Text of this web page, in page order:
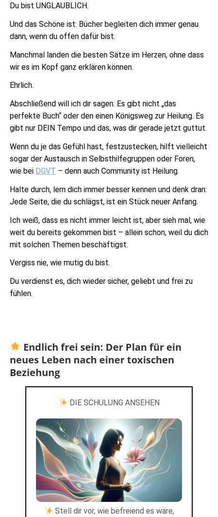
Du bist UNGLAUBLICH.
Und das Schöne ist: Bücher begleiten dich immer genau
dann, wenn du offen dafür bist.
Manchmal landen die besten Sätze im Herzen, ohne dass
wir es im Kopf ganz erklären können.
Ehrlich.
Abschließend will ich dir sagen: Es gibt nicht „das
perfekte Buch“ oder den einen Königsweg zur Heilung. Es
gibt nur DEIN Tempo und das, was dir gerade jetzt guttut.
Wenn du je das Gefühl hast, festzustecken, hilft vielleicht
sogar der Austausch in Selbsthilfegruppen oder Foren,
wie bei DGVT – denn auch Community ist Heilung.
Halte durch, lern dich immer besser kennen und denk dran:
Jede Seite, die du schlägst, ist ein Stück neuer Anfang.
Ich weiß, dass es nicht immer leicht ist, aber sieh mal, wie
weit du bereits gekommen bist – allein schon, weil du dich
mit solchen Themen beschäftigst.
Vergiss nie, wie mutig du bist.
Du verdienst es, dich wieder sicher, geliebt und frei zu
fühlen.
Endlich frei sein: Der Plan für ein
neues Leben nach einer toxischen
Beziehung
DIE SCHULUNG ANSEHEN
Stell dir vor, wie befreiend es wäre,